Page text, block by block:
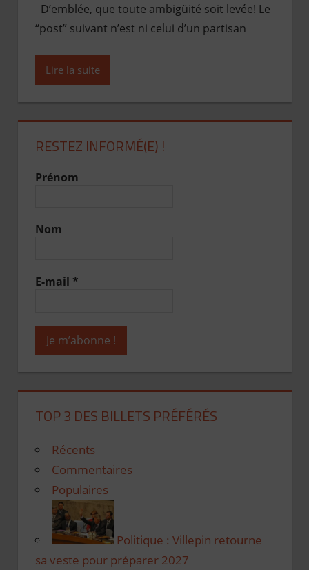
D’emblée, que toute ambigüité soit levée! Le
“post” suivant n’est ni celui d’un partisan
Lire la suite
RESTEZ INFORMÉ(E) !
Prénom
Nom
E-mail *
TOP 3 DES BILLETS PRÉFÉRÉS
Récents
Commentaires
Populaires
Politique : Villepin retourne
sa veste pour préparer 2027